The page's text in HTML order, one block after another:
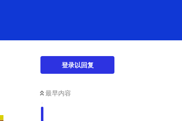
登录以回复
最早内容